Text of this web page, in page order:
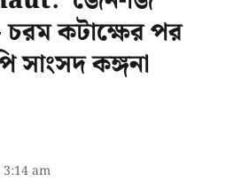
কটাক্ষের পর
সাংসদ কঙ্গনা
am